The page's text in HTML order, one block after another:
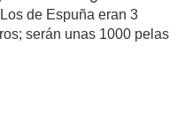
de Espuña eran 3
serán unas 1000 pelas